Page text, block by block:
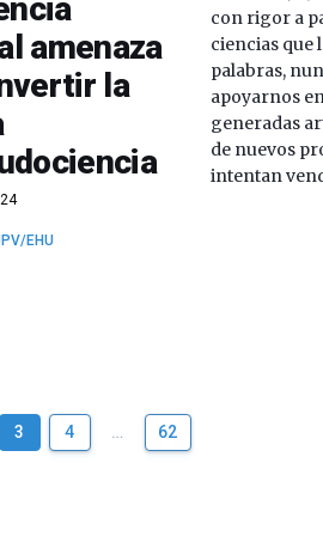
amenaza
la
EHU
con rigor a
ciencias que
palabras,
apoyarnos
generadas
de nuevos
intentan
3 4 … 62